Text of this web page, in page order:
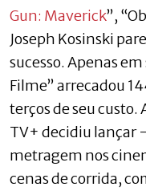
Gun: Maverick”,
Joseph Kosinski
sucesso. Apenas
Filme” arrecadou
terços de seu custo.
TV+ decidiu
metragem nos
cenas de corrida,